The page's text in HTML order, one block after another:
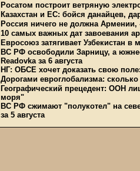
Росатом построит ветряную
Казахстан и ЕС: бойся данайцев,
Россия ничего не должна Армении,
10 самых важных дат завоевания
Евросоюз затягивает Узбекистан
ВС РФ освободили Зарницу, а
Readovka за 6 августа
НГ: ОБСЕ хочет доказать свою
Дорогами евроглобализма:
Географический прецедент: ООН
моря"
ВС РФ сжимают "полукотел" на
за 5 августа